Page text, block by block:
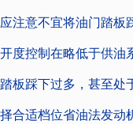
注意不宜将油门踏
度控制在略低于供油
板踩下过多，甚至处
适档位省油法发动机